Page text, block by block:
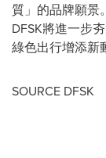
質」的品牌願景
DFSK將進一步
綠色出行增添新
SOURCE DFSK